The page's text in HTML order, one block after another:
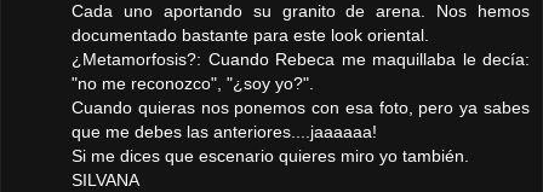
Cada uno aportando su granito de arena. Nos hemos
documentado bastante para este look oriental.
¿Metamorfosis?: Cuando Rebeca me maquillaba le decía:
"no me reconozco", "¿soy yo?".
Cuando quieras nos ponemos con esa foto, pero ya sabes
que me debes las anteriores....jaaaaaa!
Si me dices que escenario quieres miro yo también.
SILVANA